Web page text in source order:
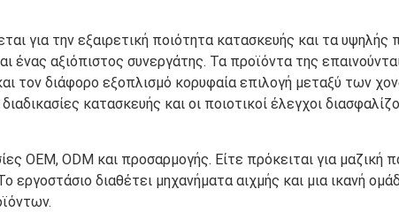
για την εξαιρετική ποιότητα κατασκευής και τα υψηλής
αξιόπιστος συνεργάτης. Τα προϊόντα της
τον διάφορο εξοπλισμό κορυφαία επιλογή μεταξύ των
κατασκευής και οι ποιοτικοί έλεγχοι
ODM και προσαρμογής. Είτε πρόκειται για μαζική
διαθέτει μηχανήματα αιχμής και μια ικανή